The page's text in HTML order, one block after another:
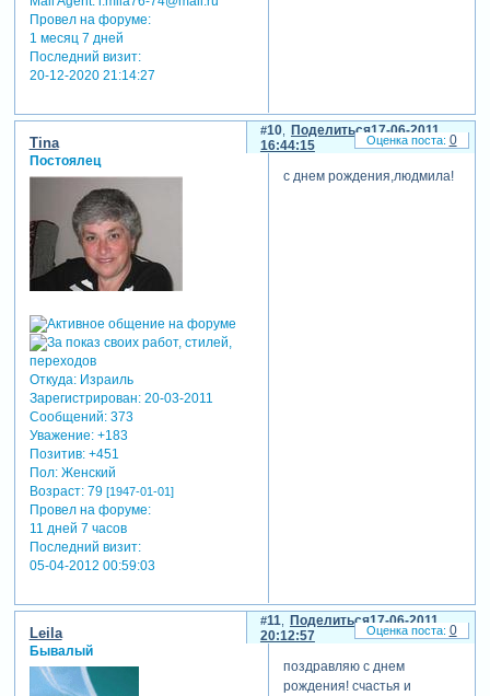
Провел на форуме:
1 месяц 7 дней
Последний визит:
20-12-2020 21:14:27
Поделиться
10
17-06-2011
16:44:15
Tina
Постоялец
Откуда:Израиль
Зарегистрирован: 20-03-2011
Сообщений:373
Уважение: +183
Позитив: +451
Пол:Женский
Возраст:79 [1947-01-01]
Провел на форуме:
11 дней 7 часов
Последний визит:
05-04-2012 00:59:03
с днем рождения,людмила!
0
Поделиться
11
17-06-2011
20:12:57
Leila
Бывалый
поздравляю с днем
рождения! счастья и
0